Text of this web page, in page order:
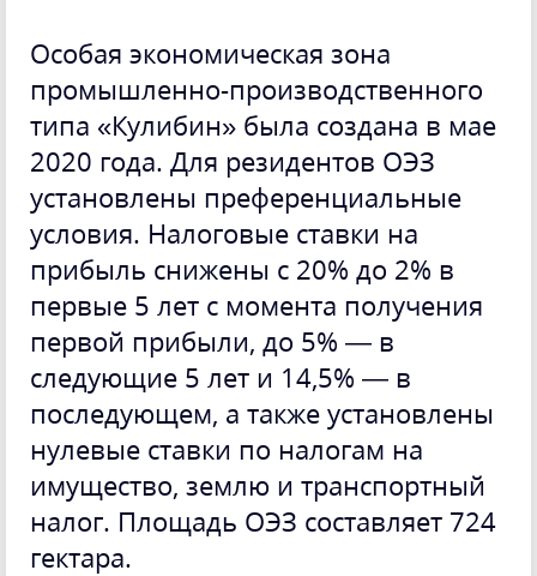
Особая экономическая зона
промышленно-производственного
типа «Кулибин» была создана в мае
2020 года. Для резидентов ОЭЗ
установлены преференциальные
условия. Налоговые ставки на
прибыль снижены с 20% до 2% в
первые 5 лет с момента получения
первой прибыли, до 5% — в
следующие 5 лет и 14,5% — в
последующем, а также установлены
нулевые ставки по налогам на
имущество, землю и транспортный
налог. Площадь ОЭЗ составляет 724
гектара.